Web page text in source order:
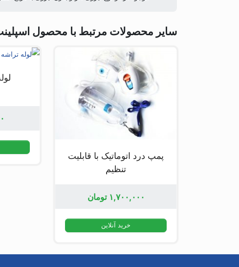
سایر محصولات مرتبط با محصول اسپلینت
پمپ درد اتوماتیک با قابلیت
تنظیم
۱,۷۰۰,۰۰۰ تومان
خرید آنلاین